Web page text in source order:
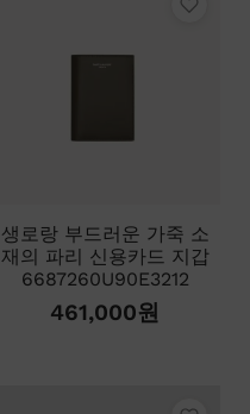
생로랑 부드러운 가죽 소
재의 파리 신용카드 지갑
6687260U90E3212
461,000원